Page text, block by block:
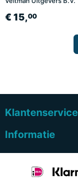
€ 15,00
Klantenservice
Informatie